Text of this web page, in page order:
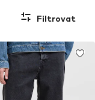
Filtrovat